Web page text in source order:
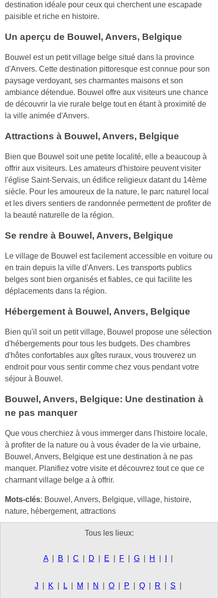
destination idéale pour ceux qui cherchent une escapade
paisible et riche en histoire.
Un aperçu de Bouwel, Anvers, Belgique
Bouwel est un petit village belge situé dans la province
d'Anvers. Cette destination pittoresque est connue pour son
paysage verdoyant, ses charmantes maisons et son
ambiance détendue. Bouwel offre aux visiteurs une chance
de découvrir la vie rurale belge tout en étant à proximité de
la ville animée d'Anvers.
Attractions à Bouwel, Anvers, Belgique
Bien que Bouwel soit une petite localité, elle a beaucoup à
offrir aux visiteurs. Les amateurs d'histoire peuvent visiter
l'église Saint-Servais, un édifice religieux datant du 14ème
siècle. Pour les amoureux de la nature, le parc naturel local
et les divers sentiers de randonnée permettent de profiter de
la beauté naturelle de la région.
Se rendre à Bouwel, Anvers, Belgique
Le village de Bouwel est facilement accessible en voiture ou
en train depuis la ville d'Anvers. Les transports publics
belges sont bien organisés et fiables, ce qui facilite les
déplacements dans la région.
Hébergement à Bouwel, Anvers, Belgique
Bien qu'il soit un petit village, Bouwel propose une sélection
d'hébergements pour tous les budgets. Des chambres
d'hôtes confortables aux gîtes ruraux, vous trouverez un
endroit pour vous sentir comme chez vous pendant votre
séjour à Bouwel.
Bouwel, Anvers, Belgique: Une destination à
ne pas manquer
Que vous cherchiez à vous immerger dans l'histoire locale,
à profiter de la nature ou à vous évader de la vie urbaine,
Bouwel, Anvers, Belgique est une destination à ne pas
manquer. Planifiez votre visite et découvrez tout ce que ce
charmant village belge a à offrir.
Mots-clés: Bouwel, Anvers, Belgique, village, histoire,
nature, hébergement, attractions
Tous les lieux:
A B C D E F G H
J K L M N O P Q R S